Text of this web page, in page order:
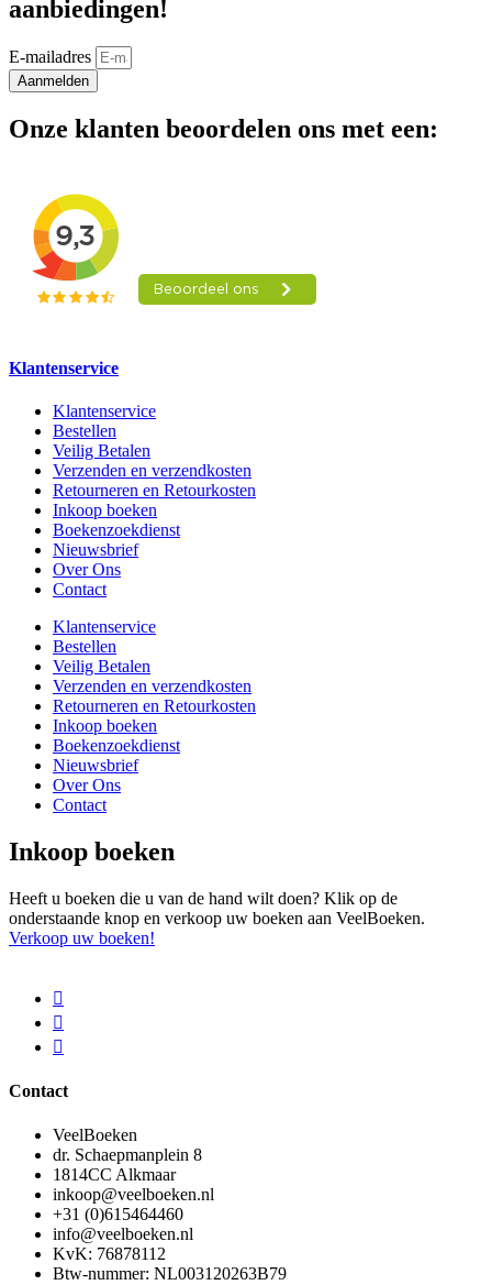
aanbiedingen!
E-mailadres
Aanmelden
Onze klanten beoordelen ons met een:
Klantenservice
Klantenservice
Bestellen
Veilig Betalen
Verzenden en verzendkosten
Retourneren en Retourkosten
Inkoop boeken
Boekenzoekdienst
Nieuwsbrief
Over Ons
Contact
Klantenservice
Bestellen
Veilig Betalen
Verzenden en verzendkosten
Retourneren en Retourkosten
Inkoop boeken
Boekenzoekdienst
Nieuwsbrief
Over Ons
Contact
Inkoop boeken
Heeft u boeken die u van de hand wilt doen? Klik op de
onderstaande knop en verkoop uw boeken aan VeelBoeken.
Verkoop uw boeken!
Contact
VeelBoeken
dr. Schaepmanplein 8
1814CC Alkmaar
inkoop@veelboeken.nl
+31 (0)615464460
info@veelboeken.nl
KvK: 76878112
Btw-nummer: NL003120263B79